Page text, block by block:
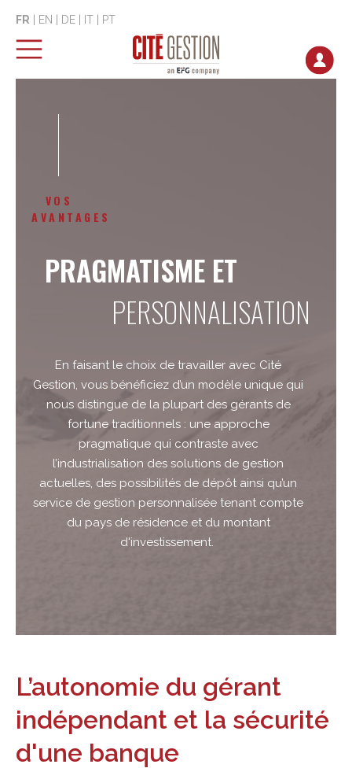
FR EN DE IT PT
VOS
AVANTAGES
PRAGMATISME ET
PERSONNALISATION
En faisant le choix de travailler avec Cité
Gestion, vous bénéficiez d’un modèle unique qui
nous distingue de la plupart des gérants de
fortune traditionnels : une approche
pragmatique qui contraste avec
l’industrialisation des solutions de gestion
actuelles, des possibilités de dépôt ainsi qu’un
service de gestion personnalisée tenant compte
du pays de résidence et du montant
d'investissement.
L’autonomie du gérant
indépendant et la sécurité
d'une banque